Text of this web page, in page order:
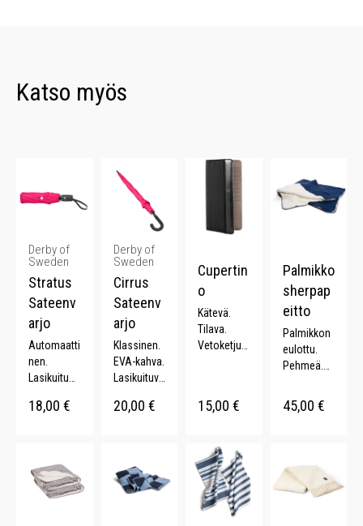
Katso myös
Derby of
Sweden
Stratus
Sateenv
arjo
Automaatti
nen.
Lasikuitua.
muovikahv
95 cm.
18,00 €
Derby of
Sweden
Cirrus
Sateenv
arjo
Klassinen.
EVA-kahva.
Lasikuituva
Metallikehi
20,00 €
Cupertin
o
Kätevä.
Tilava.
Vetoketjut
15,00 €
Palmikko
sherpap
eitto
Palmikkon
eulottu.
Pehmeä.
Ylellinen.
Kaksipuoli
45,00 €